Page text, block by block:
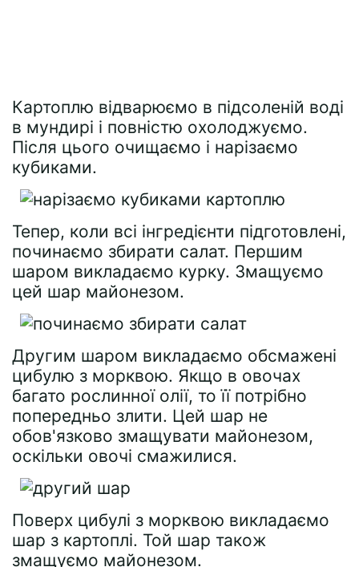
Картоплю відварюємо в підсоленій воді
в мундирі і повністю охолоджуємо.
Після цього очищаємо і нарізаємо
кубиками.
Тепер, коли всі інгредієнти підготовлені,
починаємо збирати салат. Першим
шаром викладаємо курку. Змащуємо
цей шар майонезом.
Другим шаром викладаємо обсмажені
цибулю з морквою. Якщо в овочах
багато рослинної олії, то її потрібно
попередньо злити. Цей шар не
обов'язково змащувати майонезом,
оскільки овочі смажилися.
Поверх цибулі з морквою викладаємо
шар з картоплі. Той шар також
змащуємо майонезом.